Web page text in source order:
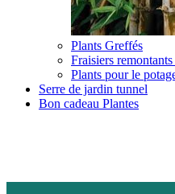
Plants Greffés
Fraisiers
Plants pour le
Serre de jardin tunnel
Bon cadeau Plantes